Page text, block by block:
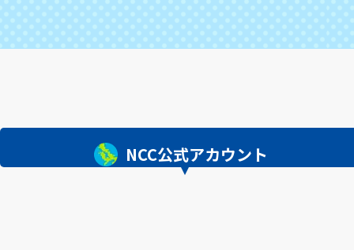
NCC公式アカウント